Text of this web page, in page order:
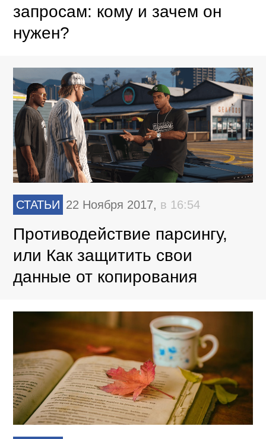
запросам: кому и зачем он
нужен?
СТАТЬИ 22 Ноября 2017, в 16:54
Противодействие парсингу,
или Как защитить свои
данные от копирования